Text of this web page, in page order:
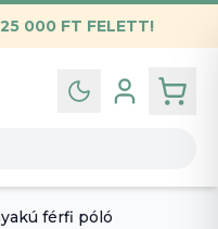
000 FT FELETT!
férfi póló